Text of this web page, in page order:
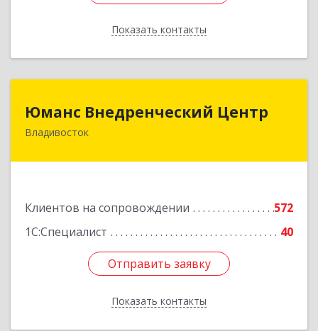
Показать контакты
Назад
Юманс Внедренческий Центр
Владивосток
Клиентов на сопровождении
572
1С:Специалист
40
Отправить заявку
Показать контакты
Юманс Внедренческий Центр
690014, Приморский край, Владивосток г,
Отправить заявку
Назад